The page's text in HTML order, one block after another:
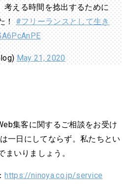
考える時間を捻出するために
！#フリーランスとして生き
May 21, 2020
集客に関するご相談をお受け
一日にしてならず。私たちとい
まいりましょう。
https://ninoya.co.jp/service